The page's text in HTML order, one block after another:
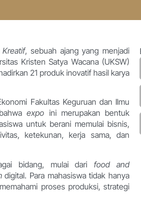
Kreatif, sebuah ajang yang menjadi
Kristen Satya Wacana (UKSW)
21 produk inovatif hasil karya
Fakultas Keguruan dan Ilmu
expo ini merupakan bentuk
untuk berani memulai bisnis,
ketekunan, kerja sama, dan
bidang, mulai darifood and
digital. Para mahasiswa tidak hanya
proses produksi, strategi